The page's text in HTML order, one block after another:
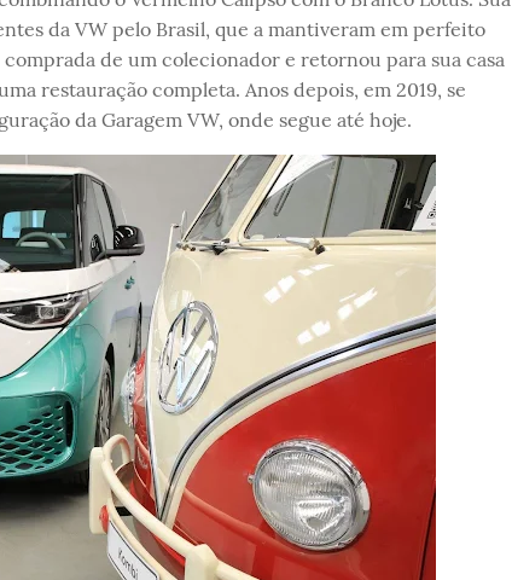
da VW pelo Brasil, que a mantiveram em perfeito
de um colecionador e retornou para sua casa
restauração completa. Anos depois, em 2019, se
da Garagem VW, onde segue até hoje.